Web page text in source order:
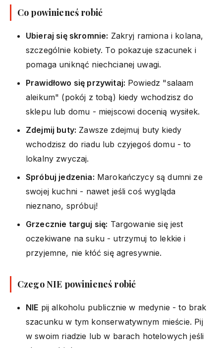
Co powinieneś robić
Ubieraj się skromnie: Zakryj ramiona i kolana,
szczególnie kobiety. To pokazuje szacunek i
pomaga uniknąć niechcianej uwagi.
Prawidłowo się przywitaj: Powiedz "salaam
aleikum" (pokój z tobą) kiedy wchodzisz do
sklepu lub domu - miejscowi docenią wysiłek.
Zdejmij buty: Zawsze zdejmuj buty kiedy
wchodzisz do riadu lub czyjegoś domu - to
lokalny zwyczaj.
Spróbuj jedzenia: Marokańczycy są dumni ze
swojej kuchni - nawet jeśli coś wygląda
nieznano, spróbuj!
Grzecznie targuj się: Targowanie się jest
oczekiwane na suku - utrzymuj to lekkie i
przyjemne, nie kłóć się agresywnie.
Czego NIE powinieneś robić
NIE pij alkoholu publicznie w medynie - to brak
szacunku w tym konserwatywnym mieście. Pij
w swoim riadzie lub w barach hotelowych jeśli